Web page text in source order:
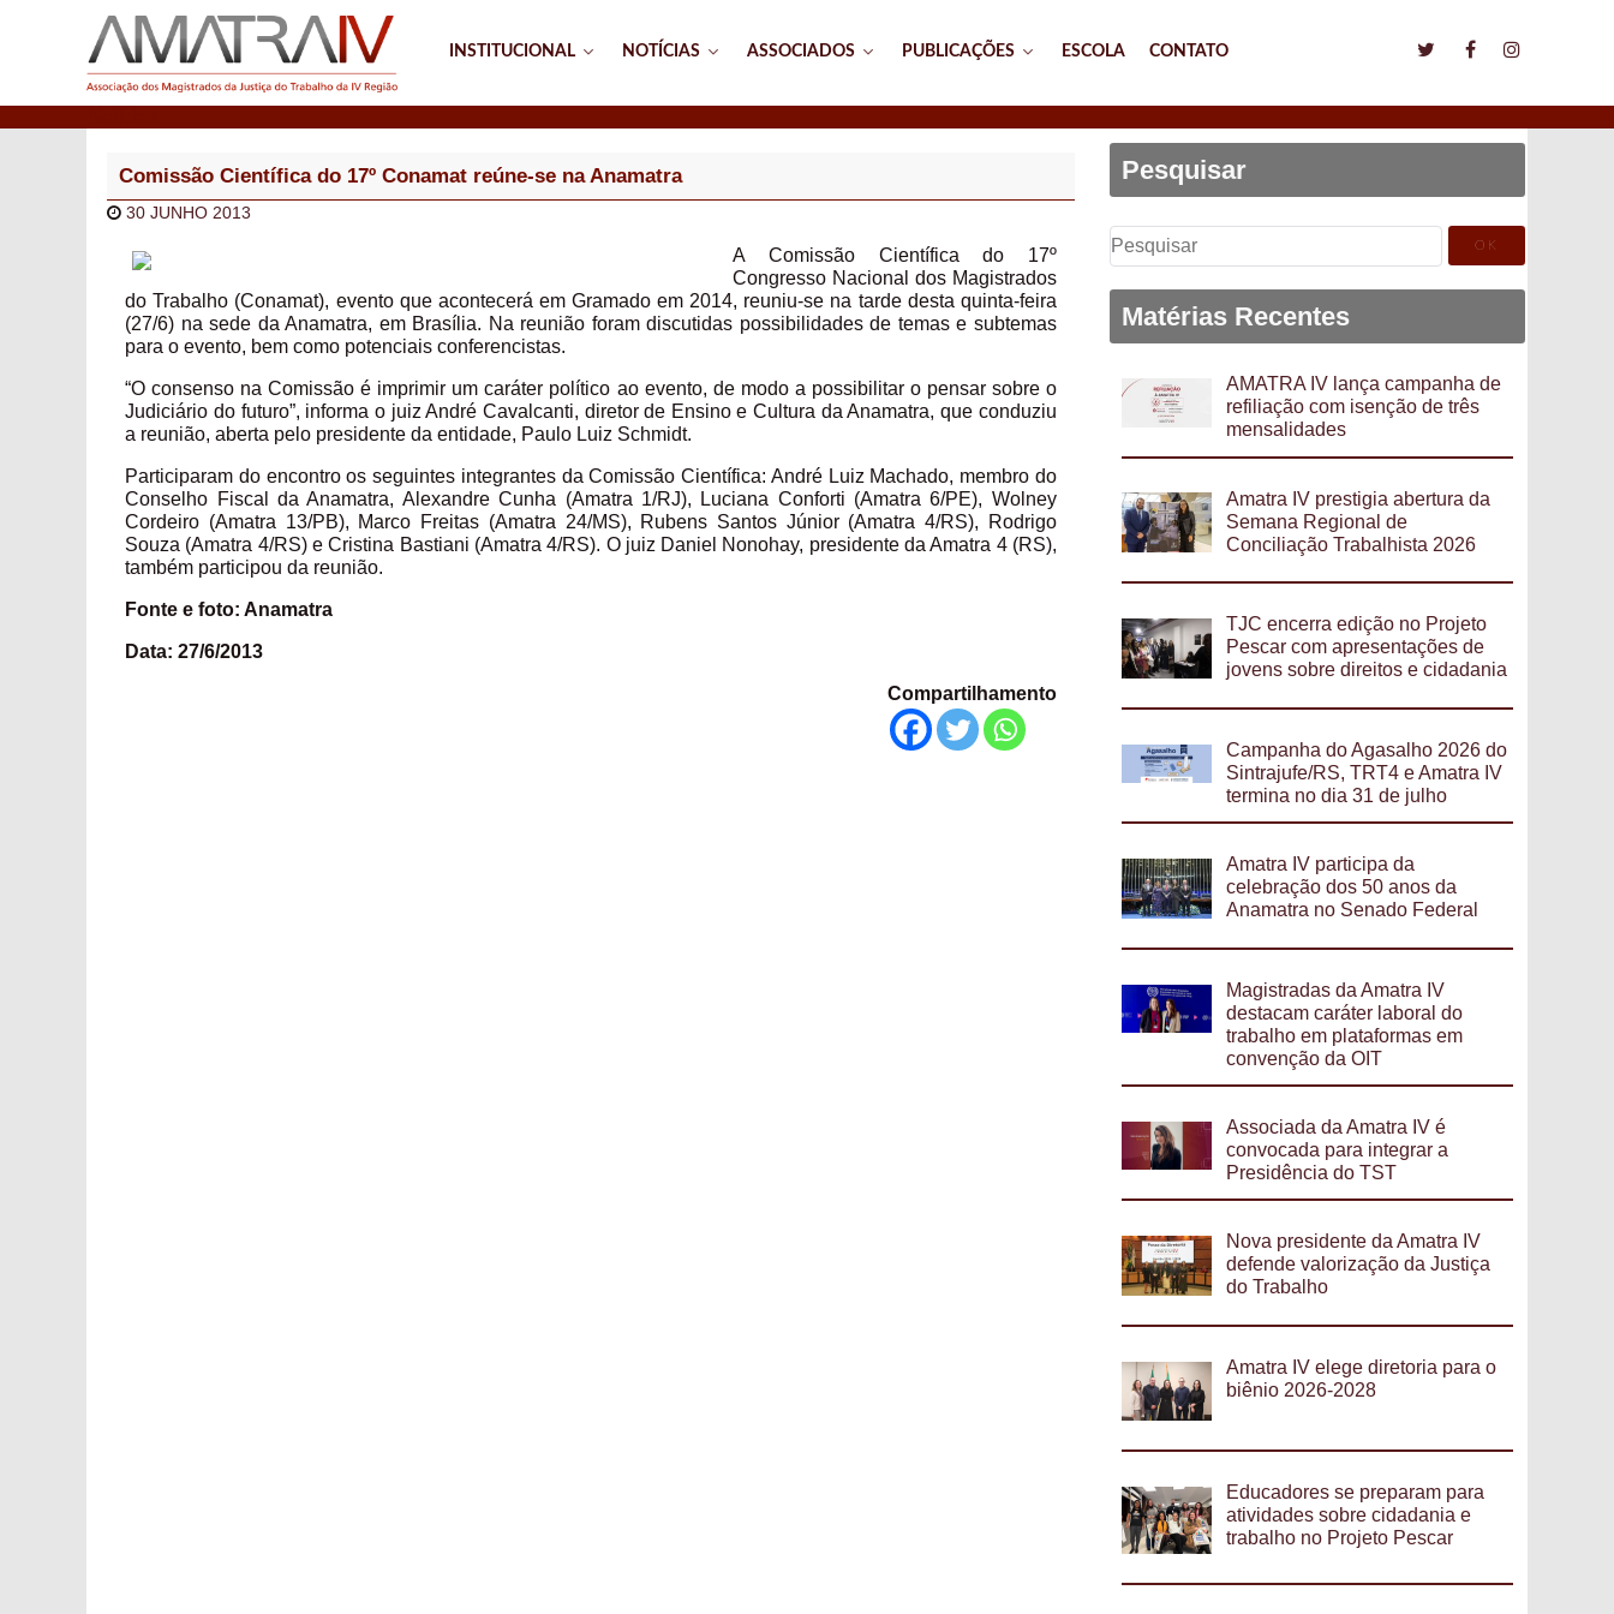
INSTITUCIONAL NOTÍCIAS ASSOCIADOS PUBLICAÇÕES ESCOLA CONTATO
Comissão Científica do 17º Conamat reúne-se na Anamatra
30 JUNHO 2013
A Comissão Científica do 17º
Congresso Nacional dos Magistrados
do Trabalho (Conamat), evento que acontecerá em Gramado em 2014, reuniu-se na tarde desta quinta-feira
(27/6) na sede da Anamatra, em Brasília. Na reunião foram discutidas possibilidades de temas e subtemas
para o evento, bem como potenciais conferencistas.
“O consenso na Comissão é imprimir um caráter político ao evento, de modo a possibilitar o pensar sobre o
Judiciário do futuro”, informa o juiz André Cavalcanti, diretor de Ensino e Cultura da Anamatra, que conduziu
a reunião, aberta pelo presidente da entidade, Paulo Luiz Schmidt.
Participaram do encontro os seguintes integrantes da Comissão Científica: André Luiz Machado, membro do
Conselho Fiscal da Anamatra, Alexandre Cunha (Amatra 1/RJ), Luciana Conforti (Amatra 6/PE), Wolney
Cordeiro (Amatra 13/PB), Marco Freitas (Amatra 24/MS), Rubens Santos Júnior (Amatra 4/RS), Rodrigo
Souza (Amatra 4/RS) e Cristina Bastiani (Amatra 4/RS). O juiz Daniel Nonohay, presidente da Amatra 4 (RS),
também participou da reunião.
Fonte e foto: Anamatra
Data: 27/6/2013
Compartilhamento
Pesquisar
Pesquisar
por:
Matérias Recentes
AMATRA IV lança campanha de
refiliação com isenção de três
mensalidades
Amatra IV prestigia abertura da
Semana Regional de
Conciliação Trabalhista 2026
TJC encerra edição no Projeto
Pescar com apresentações de
jovens sobre direitos e cidadania
Campanha do Agasalho 2026 do
Sintrajufe/RS, TRT4 e Amatra IV
termina no dia 31 de julho
Amatra IV participa da
celebração dos 50 anos da
Anamatra no Senado Federal
Magistradas da Amatra IV
destacam caráter laboral do
trabalho em plataformas em
convenção da OIT
Associada da Amatra IV é
convocada para integrar a
Presidência do TST
Nova presidente da Amatra IV
defende valorização da Justiça
do Trabalho
Amatra IV elege diretoria para o
biênio 2026-2028
Educadores se preparam para
atividades sobre cidadania e
trabalho no Projeto Pescar